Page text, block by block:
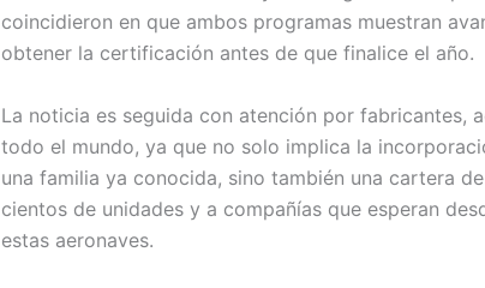
coincidieron en que ambos programas muestran
obtener la certificación antes de que finalice el año.
La noticia es seguida con atención por fabricantes,
todo el mundo, ya que no solo implica la
una familia ya conocida, sino también una cartera
cientos de unidades y a compañías que esperan
estas aeronaves.